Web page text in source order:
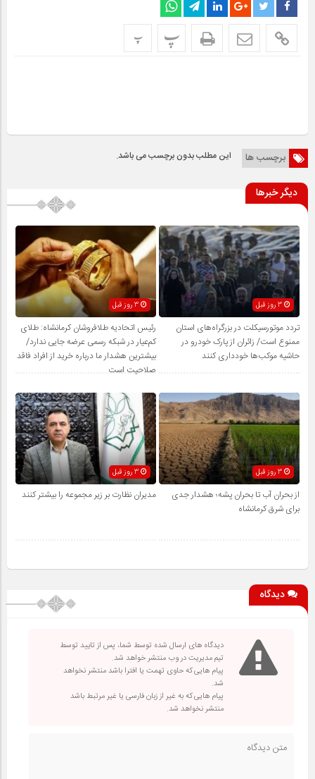
پ پ
برچسب ها این مطلب بدون برچسب می باشد.
دیگر خبرها
3 روز قبل
تردد موتورسیکلت در بزرگراه‌های استان
ممنوع است/ زائران از پارک خودرو در
حاشیه موکب‌ها خودداری کنند
رئیس اتحادیه طلافروشان کرمانشاه: طلای
کم‌عیار در شبکه رسمی عرضه جایی ندارد/
بیشترین هشدار ما درباره خرید از افراد فاقد
صلاحیت است
3 روز قبل
از بحران آب تا بحران پشه؛ هشدار جدی
برای شرق کرمانشاه
مدیران نظارت بر زیر مجموعه را بیشتر کنند
دیدگاه
دیدگاه های ارسال شده توسط شما، پس از تایید توسط
تیم مدیریت در وب منتشر خواهد شد.
پیام هایی که حاوی تهمت یا افترا باشد منتشر نخواهد
شد.
پیام هایی که به غیر از زبان فارسی یا غیر مرتبط باشد
منتشر نخواهد شد.